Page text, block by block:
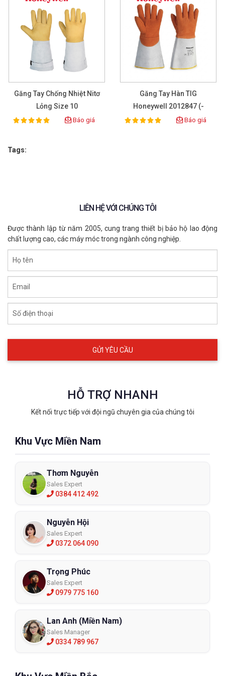
✔ Lót cotton thoải mái khi đeo
✔ Đạt chuẩn EN yên tâm sử dụng
YERR15-34
XEM CHI TIẾT
Găng tay chịu nhiệt 300 độ Vian
V30036
VA-V30036
XEM CHI TIẾT
Găng Tay Chống Nhiệt Nitơ
Lỏng Size 10
Rating:
100% Báo giá
Găng Tay Hàn TIG
Honeywell 2012847 (-
170°C -> 300°C)
Rating:
100% Báo giá
Tags:
LIÊN HỆ VỚI CHÚNG TÔI
Được thành lập từ năm 2005, cung trang thiết bị bảo hộ lao động
chất lượng cao, các máy móc trong ngành công nghiệp.
Họ tên
Email
Số điện thoại
HỖ TRỢ NHANH
Kết nối trực tiếp với đội ngũ chuyên gia của chúng tôi
Khu Vực Miền Nam
Thơm Nguyễn
Sales Expert
0384 412 492
Nguyễn Hội
Sales Expert
0372 064 090
Trọng Phúc
Sales Expert
0979 775 160
Lan Anh (Miền Nam)
Sales Manager
0334 789 967